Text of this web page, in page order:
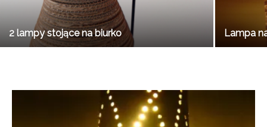
2 lampy stojące na biurko Lampa